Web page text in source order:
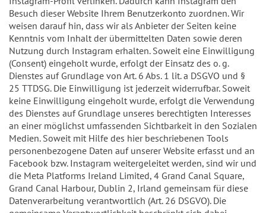
Besuch dieser Website Ihrem Benutzerkonto zuordnen. Wir
weisen darauf hin, dass wir als Anbieter der Seiten keine
Kenntnis vom Inhalt der übermittelten Daten sowie deren
Nutzung durch Instagram erhalten. Soweit eine Einwilligung
(Consent) eingeholt wurde, erfolgt der Einsatz des o. g.
Dienstes auf Grundlage von Art. 6 Abs. 1 lit. a DSGVO und §
25 TTDSG. Die Einwilligung ist jederzeit widerrufbar. Soweit
keine Einwilligung eingeholt wurde, erfolgt die Verwendung
des Dienstes auf Grundlage unseres berechtigten Interesses
an einer möglichst umfassenden Sichtbarkeit in den Sozialen
Medien. Soweit mit Hilfe des hier beschriebenen Tools
personenbezogene Daten auf unserer Website erfasst und an
Facebook bzw. Instagram weitergeleitet werden, sind wir und
die Meta Platforms Ireland Limited, 4 Grand Canal Square,
Grand Canal Harbour, Dublin 2, Irland gemeinsam für diese
Datenverarbeitung verantwortlich (Art. 26 DSGVO). Die